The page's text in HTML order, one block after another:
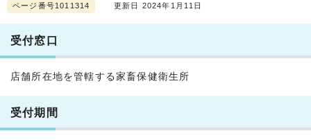
ページ番号1011314 更新日 2024年1月11日
受付窓口
店舗所在地を管轄する家畜保健衛生所
受付期間